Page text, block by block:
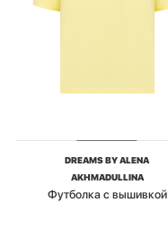
DREAMS BY ALENA
AKHMADULLINA
Футболка с вышивкой